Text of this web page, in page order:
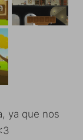
ya que nos